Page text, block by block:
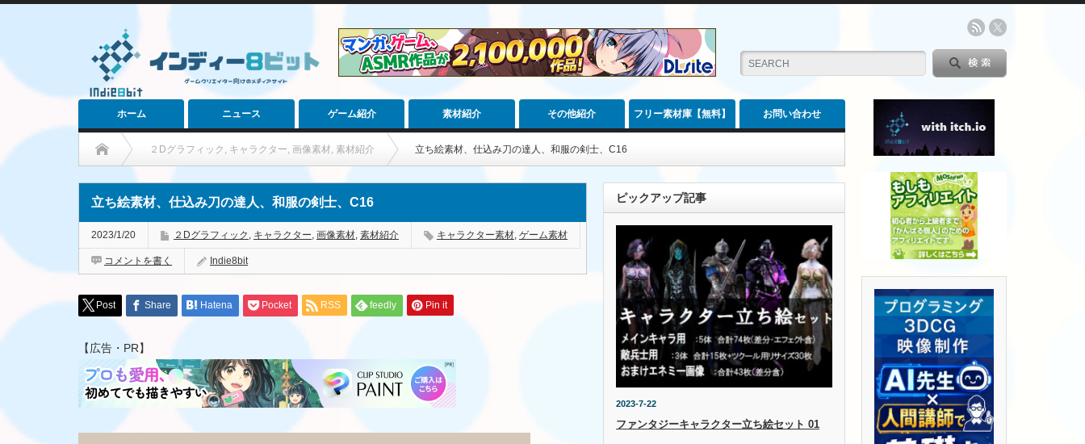
ホーム ニュース ゲーム紹介 素材紹介 その他紹介 フリー素材庫【無料】 お問い合わせ
２Dグラフィック , キャラクター, 画像素材, 素材紹介 立ち絵素材、仕込み刀の達人、和服の剣士、C16
立ち絵素材、仕込み刀の達人、和服の剣士、C16
2023/1/20 ２Dグラフィック , キャラクター, 画像素材, 素材紹介 キャラクター素材, ゲーム素材
コメントを書く Indie8bit
Post Share Hatena Pocket RSS feedly Pin it
【広告・PR】
ピックアップ記事
2023-7-22
ファンタジーキャラクター立ち絵セット 01